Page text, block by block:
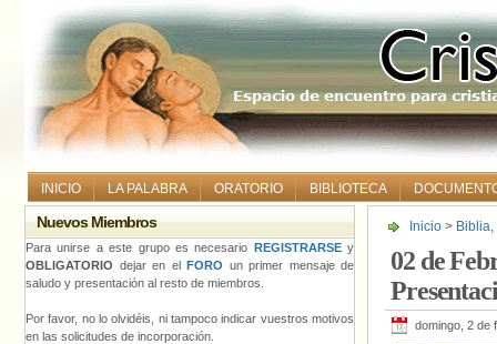
INICIO LA PALABRA ORATORIO BIBLIOTECA
Inicio > Biblia,
02 de
domingo, 2 de
Nuevos Miembros
Para unirse a este grupo es necesario REGISTRARSEy
OBLIGATORIO dejar en el FORO un primer mensaje de
saludo y presentación al resto de miembros.
Por favor, no lo olvidéis, ni tampoco indicar vuestros motivos
en las solicitudes de incorporación.